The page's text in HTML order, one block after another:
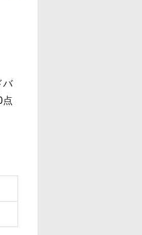
バ
点